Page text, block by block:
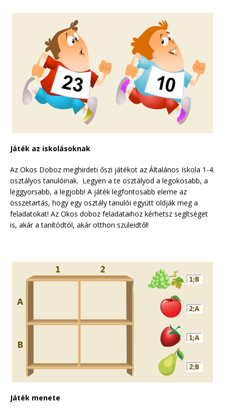
Játék az iskolásoknak
Az Okos Doboz meghirdeti őszi játékot az Általános Iskola 1-4.
osztályos tanulóinak. Legyen a te osztályod a legokosabb, a
leggyorsabb, a legjobb! A játék legfontosabb eleme az
összetartás, hogy egy osztály tanulói együtt oldják meg a
feladatokat! Az Okos doboz feladataihoz kérhetsz segítséget
is, akár a tanítódtól, akár otthon szüleidtől!
Játék menete